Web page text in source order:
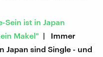
Sein ist in Japan
Makel" | Immer
Japan sind Single - und